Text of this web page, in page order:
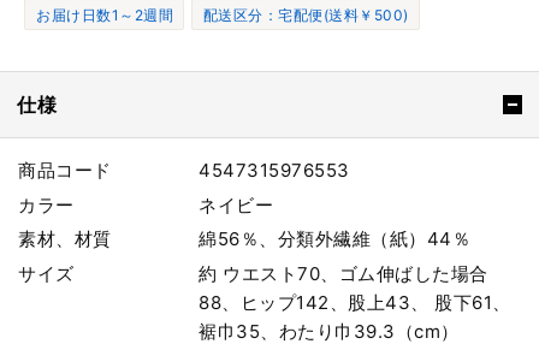
お届け日数1～2週間
配送区分：宅配便(送料￥500)
仕様
商品コード
4547315976553
カラー
ネイビー
素材、材質
綿56％、分類外繊維（紙）44％
サイズ
約 ウエスト70、ゴム伸ばした場合
88、ヒップ142、股上43、 股下61、
裾巾35、わたり巾39.3（cm）